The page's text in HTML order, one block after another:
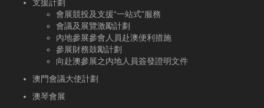
支援計劃
會展競投及支援“一站式”服務
會議及展覽激勵計劃
內地參展參會人員赴澳便利措施
參展財務鼓勵計劃
向赴澳參展之内地人員簽發證明文件
澳門會議大使計劃
澳琴會展